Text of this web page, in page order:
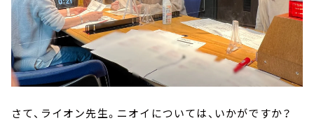
さて、ライオン先生。ニオイについては、いかがですか？